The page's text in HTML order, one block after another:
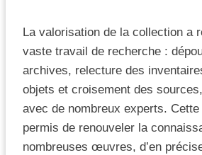
La valorisation de la collection a
vaste travail de recherche :
archives, relecture des
objets et croisement des
avec de nombreux experts.
permis de renouveler la
nombreuses œuvres, d’en